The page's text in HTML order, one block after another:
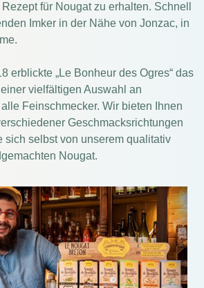
für Nougat zu erhalten. Schnell
Imker in der Nähe von Jonzac, in
erblickte „Le Bonheur des Ogres“ das
vielfältigen Auswahl an
Feinschmecker. Wir bieten Ihnen
Geschmacksrichtungen
sich selbst von unserem qualitativ
Nougat.